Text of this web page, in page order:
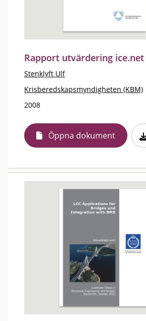
Rapport utvärdering ice.net
Stenklyft Ulf
Krisberedskapsmyndigheten (KBM)
2008
Öppna dokument